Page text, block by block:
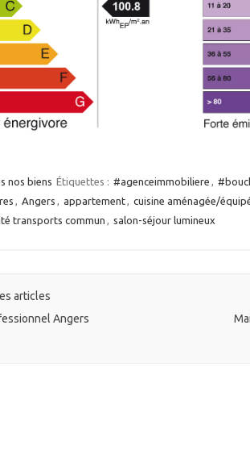
nos biens Étiquettes : #agenceimmobiliere ,
, Angers , appartement, cuisine aménagée/
transports commun , salon-séjour lumineux
articles
Angers